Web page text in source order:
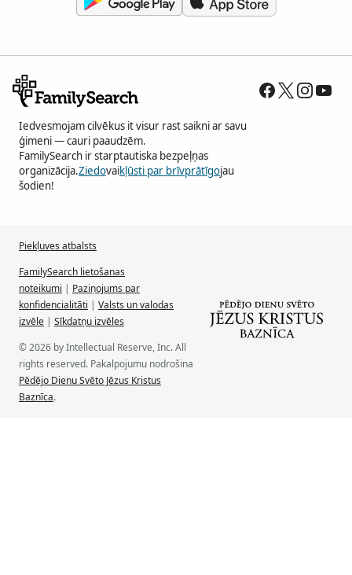
Iedvesmojam cilvēkus it visur rast saikni ar savu
ģimeni — cauri paaudzēm.
FamilySearch ir starptautiska bezpeļņas
organizācija.Ziedovaikļūsti par brīvprātīgojau
šodien!
Piekļuves atbalsts
FamilySearch lietošanas
noteikumi | Paziņojums par
konfidencialitāti | Valsts un valodas
izvēle | Sīkdatņu izvēles
© 2026 by Intellectual Reserve, Inc. All
rights reserved. Pakalpojumu nodrošina
Pēdējo Dienu Svēto Jēzus Kristus
Baznīca.